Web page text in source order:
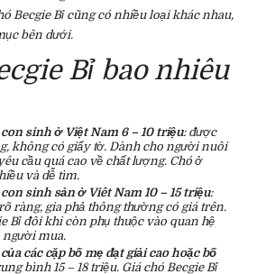
Becgie Bỉ cũng có nhiều loại khác nhau,
bên dưới.
Bỉ bao nhiêu
con sinh ở Việt Nam 6 – 10 triệu: được
không có giấy tờ. Dành cho người nuôi
cầu quá cao về chất lượng. Chó ở
và dễ tìm.
sinh sản ở Viêt Nam 10 – 15 triệu:
ràng, gia phả thông thường có giá trên.
Bỉ đôi khi còn phụ thuộc vào quan hệ
người mua.
các cặp bố mẹ đạt giải cao hoặc bố
bình 15 – 18 triệu. Giá chó Becgie Bỉ